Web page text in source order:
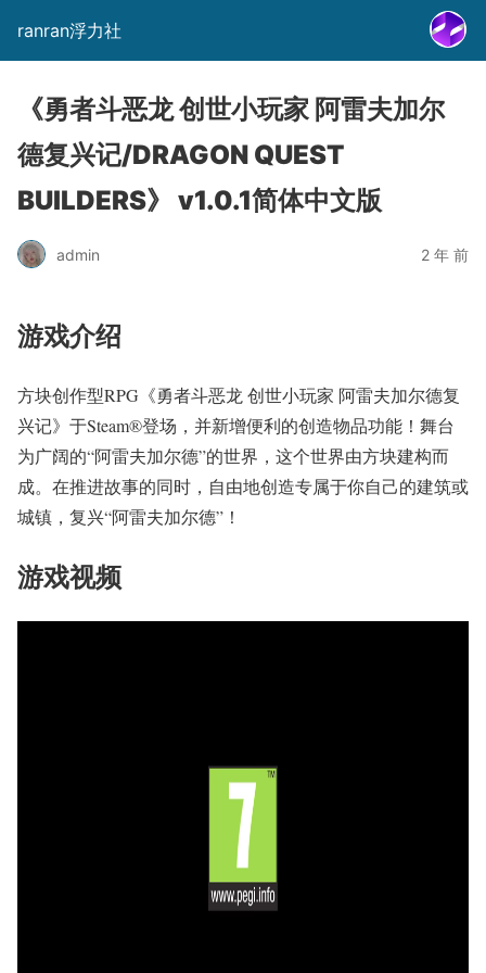
ranran浮力社
《勇者斗恶龙 创世小玩家 阿雷夫加尔
德复兴记/DRAGON QUEST
BUILDERS》 v1.0.1简体中文版
admin 2 年 前
游戏介绍
方块创作型RPG《勇者斗恶龙 创世小玩家 阿雷夫加尔德复
兴记》于Steam®登场，并新增便利的创造物品功能！舞台
为广阔的“阿雷夫加尔德”的世界，这个世界由方块建构而
成。在推进故事的同时，自由地创造专属于你自己的建筑或
城镇，复兴“阿雷夫加尔德”！
游戏视频